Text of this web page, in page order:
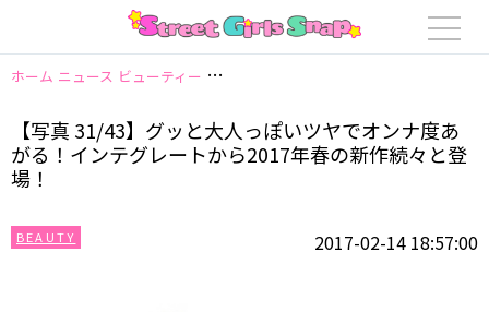
ホーム ニュース ビューティー 【写真 31/43】グッと大人っぽいツヤでオ
【写真 31/43】グッと大人っぽいツヤでオンナ度あ
がる！インテグレートから2017年春の新作続々と登
場！
BEAUTY 2017-02-14 18:57:00